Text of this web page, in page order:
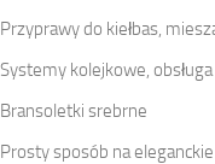
Przyprawy do kiełbas,
Systemy kolejkowe,
Bransoletki srebrne
Prosty sposób na